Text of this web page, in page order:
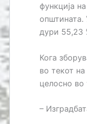
функција
општината.
дури 55,23
Кога
во текот
целосно во
–